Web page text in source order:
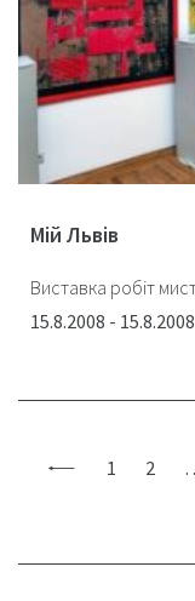
Мій Львів
Виставка робіт
15.8.2008 - 15.8.2008
1 2